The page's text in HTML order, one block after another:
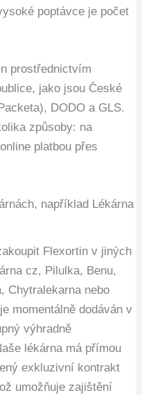
poptávce je počet
prostřednictvím
jako jsou České
DODO a GLS.
způsoby: na
platbou přes
například Lékárna
Flexortin v jiných
cz, Pilulka, Benu,
Chytralekarna nebo
momentálně dodáván v
výhradně
lékárna má přímou
exkluzivní kontrakt
umožňuje zajištění